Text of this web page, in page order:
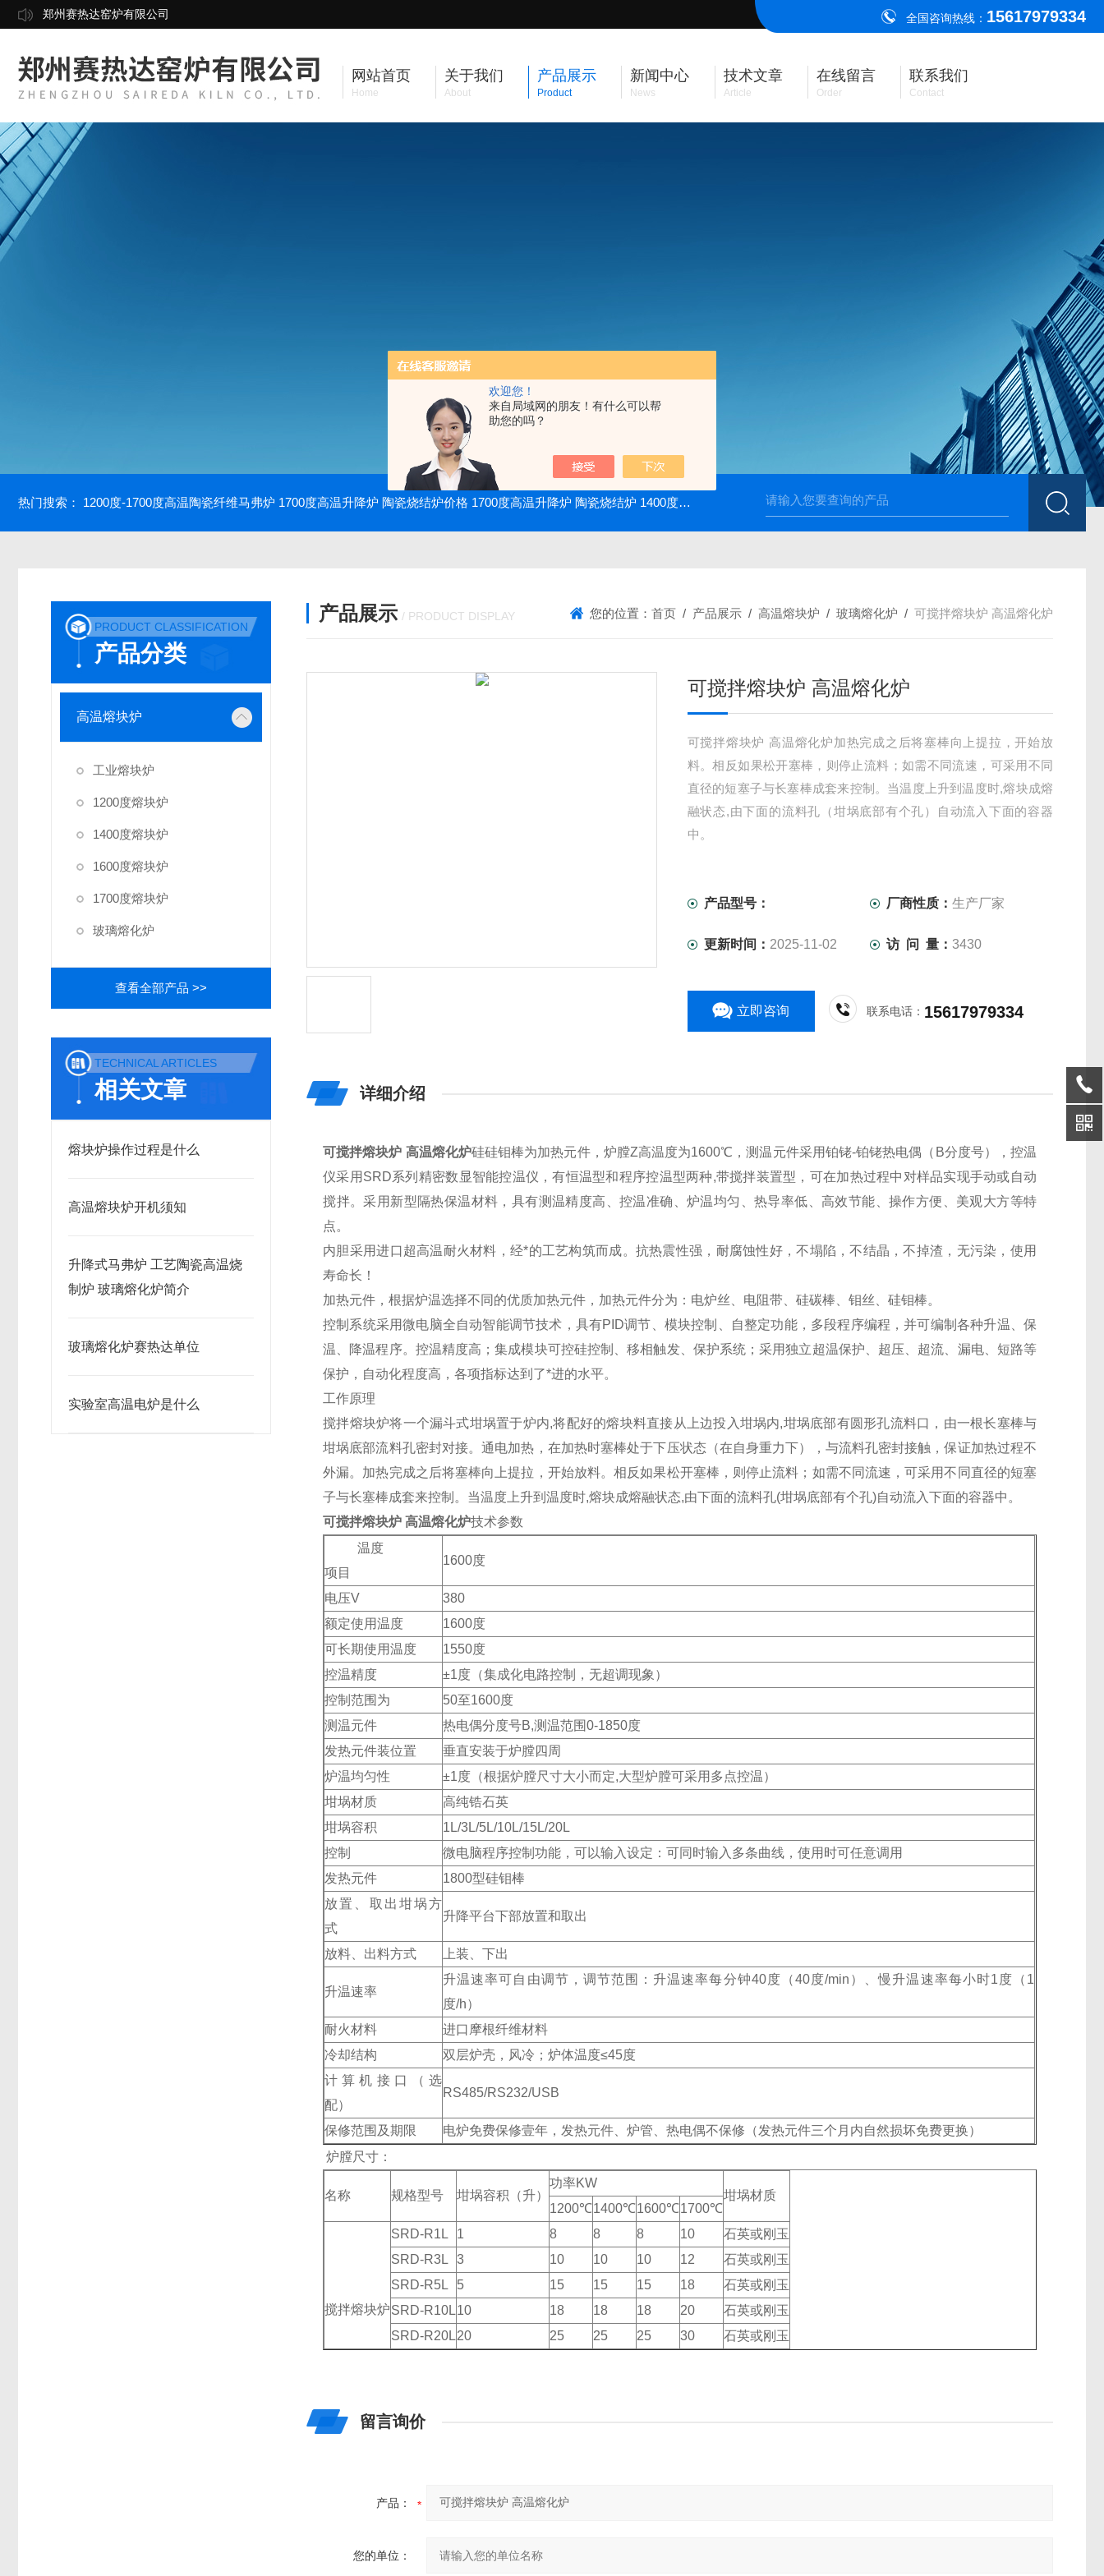
欢迎您！
来自局域网的朋友！有什么可以帮
助您的吗？
郑州赛热达窑炉有限公司 全国咨询热线： 15617979334
网站首页
Home
关于我们
About
产品展示
Product
新闻中心
News
技术文章
Article
在线留言
Order
联系我们
Contact
热门搜索： 1200度-1700度高温陶瓷纤维马弗炉 1700度高温升降炉 陶瓷烧结炉价格 1700度高温升降炉 陶瓷烧结炉 1400度电动升降炉 实验室使用 高温烧结升降炉 可四面加热 1700度升降式马弗炉 烧
PRODUCT CLASSIFICATION
产品分类
高温熔块炉
工业熔块炉
1200度熔块炉
1400度熔块炉
1600度熔块炉
1700度熔块炉
玻璃熔化炉
查看全部产品 >>
TECHNICAL ARTICLES
相关文章
熔块炉操作过程是什么
高温熔块炉开机须知
升降式马弗炉 工艺陶瓷高温烧
制炉 玻璃熔化炉简介
玻璃熔化炉赛热达单位
实验室高温电炉是什么
产品展示 / PRODUCT DISPLAY 您的位置： 首页 / 产品展示 / 高温熔块炉 / 玻璃熔化炉 / 可搅拌熔块炉 高温熔化炉
可搅拌熔块炉 高温熔化炉
可搅拌熔块炉 高温熔化炉加热完成之后将塞棒向上提拉，开始放
料。相反如果松开塞棒，则停止流料；如需不同流速，可采用不同
直径的短塞子与长塞棒成套来控制。当温度上升到温度时,熔块成熔
融状态,由下面的流料孔（坩埚底部有个孔）自动流入下面的容器
中。
产品型号： 厂商性质：生产厂家
更新时间： 2025-11-02 访 问 量：3430
立即咨询 联系电话： 15617979334
详细介绍
可搅拌熔块炉 高温熔化炉硅硅钼棒为加热元件，炉膛Z高温度为1600℃，测温元件采用铂铑-铂铑热电偶（B分度号），控温
仪采用SRD系列精密数显智能控温仪，有恒温型和程序控温型两种,带搅拌装置型，可在加热过程中对样品实现手动或自动
搅拌。采用新型隔热保温材料，具有测温精度高、控温准确、炉温均匀、热导率低、高效节能、操作方便、美观大方等特
点。
内胆采用进口超高温耐火材料，经*的工艺构筑而成。抗热震性强，耐腐蚀性好，不塌陷，不结晶，不掉渣，无污染，使用
寿命长！
加热元件，根据炉温选择不同的优质加热元件，加热元件分为：电炉丝、电阻带、硅碳棒、钼丝、硅钼棒。
控制系统采用微电脑全自动智能调节技术，具有PID调节、模块控制、自整定功能，多段程序编程，并可编制各种升温、保
温、降温程序。控温精度高；集成模块可控硅控制、移相触发、保护系统；采用独立超温保护、超压、超流、漏电、短路等
保护，自动化程度高，各项指标达到了*进的水平。
工作原理
搅拌熔块炉将一个漏斗式坩埚置于炉内,将配好的熔块料直接从上边投入坩埚内,坩埚底部有圆形孔流料口，由一根长塞棒与
坩埚底部流料孔密封对接。通电加热，在加热时塞棒处于下压状态（在自身重力下），与流料孔密封接触，保证加热过程不
外漏。加热完成之后将塞棒向上提拉，开始放料。相反如果松开塞棒，则停止流料；如需不同流速，可采用不同直径的短塞
子与长塞棒成套来控制。当温度上升到温度时,熔块成熔融状态,由下面的流料孔(坩埚底部有个孔)自动流入下面的容器中。
可搅拌熔块炉 高温熔化炉技术参数
温度
项目
1600度
电压V
380
额定使用温度
1600度
可长期使用温度
1550度
控温精度
±1度（集成化电路控制，无超调现象）
控制范围为
50至1600度
测温元件
热电偶分度号B,测温范围0-1850度
发热元件装位置
垂直安装于炉膛四周
炉温均匀性
±1度（根据炉膛尺寸大小而定,大型炉膛可采用多点控温）
坩埚材质
高纯锆石英
坩埚容积
1L/3L/5L/10L/15L/20L
控制
微电脑程序控制功能，可以输入设定：可同时输入多条曲线，使用时可任意调用
发热元件
1800型硅钼棒
放置、取出坩埚方
式
升降平台下部放置和取出
放料、出料方式 上装、下出
升温速率
升温速率可自由调节，调节范围：升温速率每分钟40度（40度/min）、慢升温速率每小时1度（1
度/h）
耐火材料
进口摩根纤维材料
冷却结构
双层炉壳，风冷；炉体温度≤45度
计算机接口（选
配）
RS485/RS232/USB
保修范围及期限
电炉免费保修壹年，发热元件、炉管、热电偶不保修（发热元件三个月内自然损坏免费更换）
炉膛尺寸：
名称 规格型号 坩埚容积（升）
功率KW
坩埚材质
1200℃1400℃1600℃1700℃
搅拌熔块炉
SRD-R1L 1 8 8 8 10
石英或刚玉
SRD-R3L
3 10 10 10 12
石英或刚玉
SRD-R5L
5 15 15 15 18
石英或刚玉
SRD-R10L10 18 18 18 20
石英或刚玉
SRD-R20L20 25 25 25 30 石英或刚玉
留言询价
产品：
您的单位：